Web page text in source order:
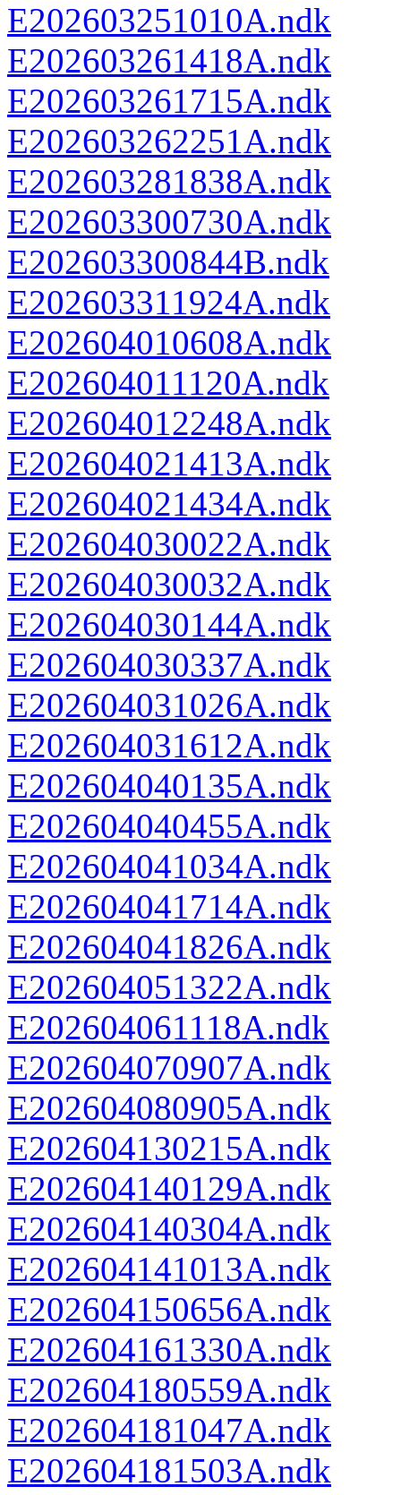
E202603251010A.ndk
E202603261418A.ndk
E202603261715A.ndk
E202603262251A.ndk
E202603281838A.ndk
E202603300730A.ndk
E202603300844B.ndk
E202603311924A.ndk
E202604010608A.ndk
E202604011120A.ndk
E202604012248A.ndk
E202604021413A.ndk
E202604021434A.ndk
E202604030022A.ndk
E202604030032A.ndk
E202604030144A.ndk
E202604030337A.ndk
E202604031026A.ndk
E202604031612A.ndk
E202604040135A.ndk
E202604040455A.ndk
E202604041034A.ndk
E202604041714A.ndk
E202604041826A.ndk
E202604051322A.ndk
E202604061118A.ndk
E202604070907A.ndk
E202604080905A.ndk
E202604130215A.ndk
E202604140129A.ndk
E202604140304A.ndk
E202604141013A.ndk
E202604150656A.ndk
E202604161330A.ndk
E202604180559A.ndk
E202604181047A.ndk
E202604181503A.ndk